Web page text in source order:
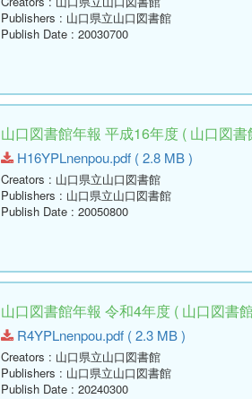
Publishers : 山口県立山口図書館
Publish Date : 20030700
山口図書館年報 平成16年度 ( 山口図
H16YPLnenpou.pdf ( 2.8 MB )
Creators : 山口県立山口図書館
Publishers : 山口県立山口図書館
Publish Date : 20050800
山口図書館年報 令和4年度 ( 山口図書
R4YPLnenpou.pdf ( 2.3 MB )
Creators : 山口県立山口図書館
Publishers : 山口県立山口図書館
Publish Date : 20240300